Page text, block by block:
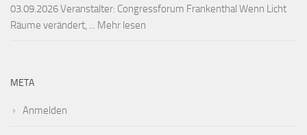
03.09.2026 Veranstalter: Congressforum Frankenthal Wenn Licht
Räume verändert, ... Mehr lesen
META
Anmelden